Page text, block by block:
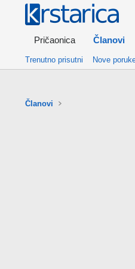
Pričaonica Članovi
Trenutno prisutni Nove
Članovi